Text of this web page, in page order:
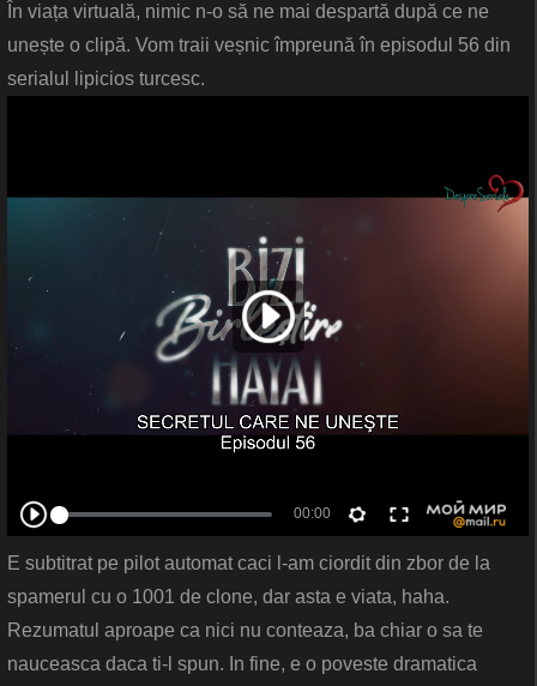
În viața virtuală, nimic n-o să ne mai despartă după ce ne
unește o clipă. Vom traii veșnic împreună în episodul 56 din
serialul lipicios turcesc.
E subtitrat pe pilot automat caci l-am ciordit din zbor de la
spamerul cu o 1001 de clone, dar asta e viata, haha.
Rezumatul aproape ca nici nu conteaza, ba chiar o sa te
nauceasca daca ti-l spun. In fine, e o poveste dramatica